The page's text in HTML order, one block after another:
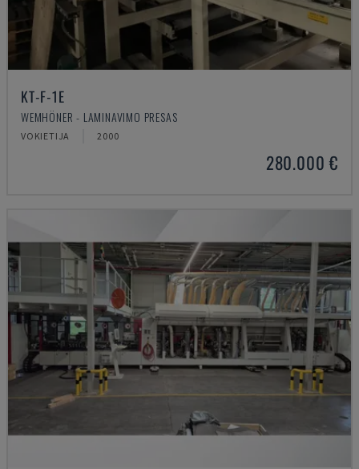
KT-F-1E
WEMHÖNER - LAMINAVIMO PRESAS
VOKIETIJA 2000
280.000 €